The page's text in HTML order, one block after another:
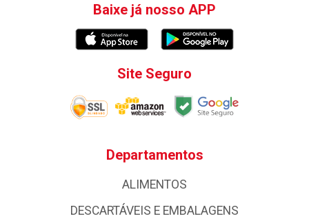
Baixe já nosso APP
Site Seguro
Departamentos
ALIMENTOS
DESCARTÁVEIS E EMBALAGENS